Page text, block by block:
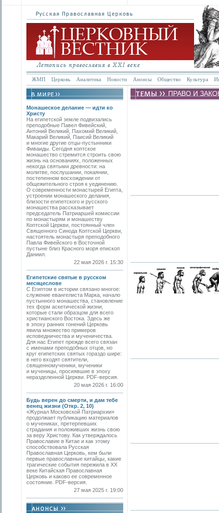
ЖМП Церковь Аналитика Новости Анонсы Общество Культура
Монашеское делание — идти ко
Христу
На египетской земле подвизались
преподобные Павел Фивейский,
Антоний Великий, Пахомий Великий,
Макарий Великий, Паисий Великий
и многие другие отцы-пустынники
Фиваиды. Сегодня коптское
монашество стремится строить свою
жизнь на основаниях, положенных
некогда святыми древности: на
молитве, послушании, покаянии,
постепенном восхождении от
общежительного строя к уединению.
О современности монастырей Египта,
устроении монашеского делания,
близости египетского и русского
монашества рассказывает
председатель Патриаршей комиссии
по монастырям и монашеству
Коптской Церкви, постоянный член
Священного Синода Коптской Церкви,
настоятель монастыря преподобного
Павла Фивейского в Восточной
пустыне близ Красного моря епископ
Даниил.
22 мая 2026 г. 15:30
Египетские святые в русском
месяцеслове
С Египтом в истории связано многое:
служение евангелиста Марка, начало
пустынного монашества, становление
тех форм аскетической жизни,
которые стали образцом для всего
христианского Востока. Здесь же
в эпоху ранних гонений Церковь
явила множество примеров
исповедничества и мученичества.
Для нас Египет прежде всего связан
с именами преподобных отцов, но
круг египетских святых гораздо шире:
в него входят святители,
священномученики, мученики
и мученицы, просиявшие в эпоху
неразделенной Церкви. PDF-версия.
20 мая 2026 г. 16:00
Будь верен до смерти, и дам тебе
венец жизни (Откр. 2, 10)
«Журнал Московской Патриархии»
продолжает публикацию материалов
о мучениках, претерпевших
страдания и положивших жизнь свою
за веру Христову. Как утверждалось
Православие в Китае и как этому
способствовала Русская
Православная Церковь, кем были
первые православные китайцы, какие
трагические события пережила в XX
веке Китайская Православная
Церковь и каково ее современное
состояние. PDF-версия.
27 мая 2025 г. 19:00
ПРАВО И